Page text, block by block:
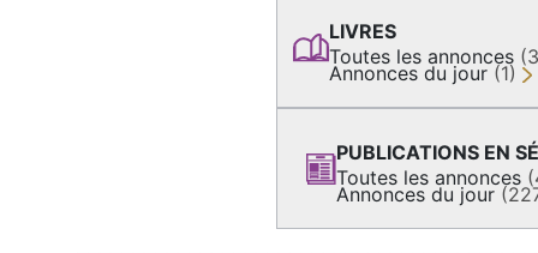
LIVRES
Toutes les annonces
Annonces du jour (1)
PUBLICATIONS EN
Toutes les annonces
Annonces du jour